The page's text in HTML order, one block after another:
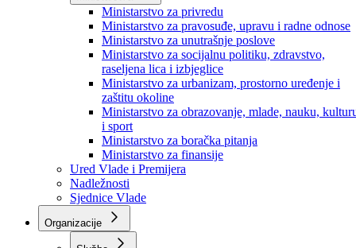
Članovi Vlade
Ministarstva
Ministarstvo za privredu
Ministarstvo za pravosuđe, upravu i radne odnose
Ministarstvo za unutrašnje poslove
Ministarstvo za socijalnu politiku, zdravstvo,
raseljena lica i izbjeglice
Ministarstvo za urbanizam, prostorno uređenje i
zaštitu okoline
Ministarstvo za obrazovanje, mlade, nauku,
i sport
Ministarstvo za boračka pitanja
Ministarstvo za finansije
Ured Vlade i Premijera
Nadležnosti
Sjednice Vlade